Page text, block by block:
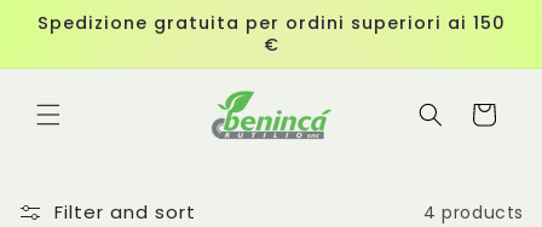
Skip to
content
Spedizione gratuita per ordini superiori ai 150
€
Cart
Filter and sort 4 products